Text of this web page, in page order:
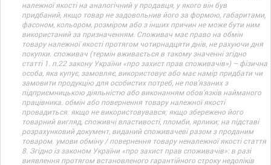
належної якості на аналогічний у продавця, у якого він був
придбаний, якщо товар не задовольнив його за формою, габаритами,
фасоном, кольором, розміром або з інших причин не може бути ним
використаний за призначенням. Споживач має право на обмін
товару належної якості протягом чотирнадцяти днів, не рахуючи дня
покупки. споживач (термін вживається в такому значенні згідно
статті 1. п.22 закону України «про захист прав споживачів») – фізична
особа, яка купує, замовляє, використовує або має намір придбати чи
замовити продукцію для особистих потреб, не пов’язаних з
підприємницькою діяльністю або виконанням обов’язків найманого
працівника. обмін або повернення товару належної якості
провадиться: якщо не використовувався; якщо збережено його
товарний вигляд, споживчі властивості, пломби, ярлики; на підставі
розрахунковий документ, виданий споживачеві разом з проданим
товаром. умови обміну / повернення товару неналежної якості стаття
8. Згідно із законом України «про захист прав споживачів»: в разі
виявлення протягом встановленого гарантійного строку недоліків